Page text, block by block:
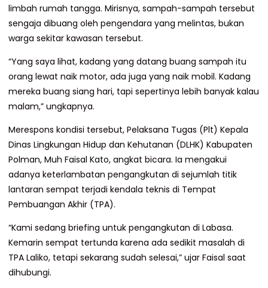
limbah rumah tangga. Mirisnya, sampah-sampah tersebut
sengaja dibuang oleh pengendara yang melintas, bukan
warga sekitar kawasan tersebut.
“Yang saya lihat, kadang yang datang buang sampah itu
orang lewat naik motor, ada juga yang naik mobil. Kadang
mereka buang siang hari, tapi sepertinya lebih banyak kalau
malam,” ungkapnya.
Merespons kondisi tersebut, Pelaksana Tugas (Plt) Kepala
Dinas Lingkungan Hidup dan Kehutanan (DLHK) Kabupaten
Polman, Muh Faisal Kato, angkat bicara. Ia mengakui
adanya keterlambatan pengangkutan di sejumlah titik
lantaran sempat terjadi kendala teknis di Tempat
Pembuangan Akhir (TPA).
“Kami sedang briefing untuk pengangkutan di Labasa.
Kemarin sempat tertunda karena ada sedikit masalah di
TPA Laliko, tetapi sekarang sudah selesai,” ujar Faisal saat
dihubungi.